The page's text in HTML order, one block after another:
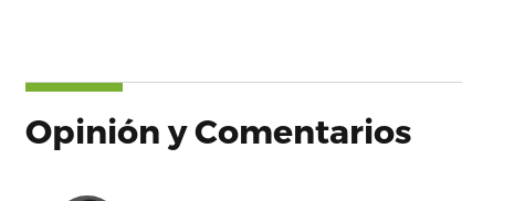
Opinión y Comentarios